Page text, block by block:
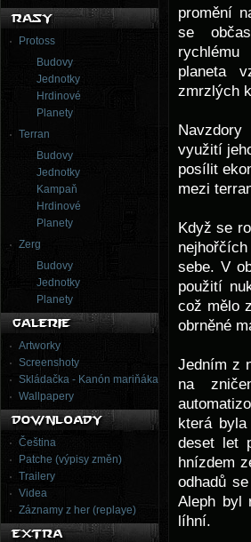
Protoss
Budovy
Jednotky
Hrdinové
Planety
Terran
Budovy
Jednotky
Kampaň
Hrdinové
Planety
Zerg
Budovy
Jednotky
Planety
Artworky
Screenshoty
Skládačka - Kanón mariňáka
Wallpapery
Čeština
Patche (výpisy změn)
Trailery
Videa
Záznamy z her (replaye)
promění
se
planeta
zmrzlých
využití
posílit
mezi
Když se
sebe. V
použití
což mělo
obrněné
Jedním z
na
která
deset let
hnízdem
odhadů
Aleph byl
líhní.